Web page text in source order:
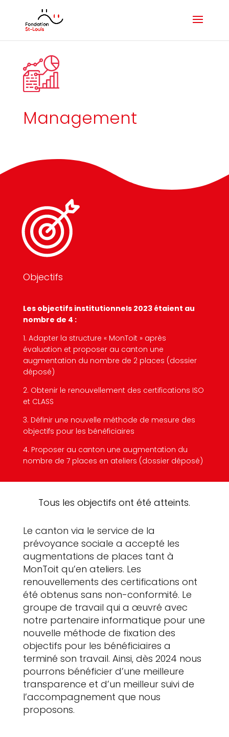
Management
Objectifs
Les objectifs institutionnels 2023 étaient au
nombre de 4 :
1. Adapter la structure « MonToit » après
évaluation et proposer au canton une
augmentation du nombre de 2 places (dossier
déposé)
2. Obtenir le renouvellement des certifications ISO
et CLASS
3. Définir une nouvelle méthode de mesure des
objectifs pour les bénéficiaires
4. Proposer au canton une augmentation du
nombre de 7 places en ateliers (dossier déposé)
Tous les objectifs ont été atteints.
Le canton via le service de la
prévoyance sociale a accepté les
augmentations de places tant à
MonToit qu’en ateliers. Les
renouvellements des certifications ont
été obtenus sans non-conformité. Le
groupe de travail qui a œuvré avec
notre partenaire informatique pour une
nouvelle méthode de fixation des
objectifs pour les bénéficiaires a
terminé son travail. Ainsi, dès 2024 nous
pourrons bénéficier d’une meilleure
transparence et d’un meilleur suivi de
l’accompagnement que nous
proposons.